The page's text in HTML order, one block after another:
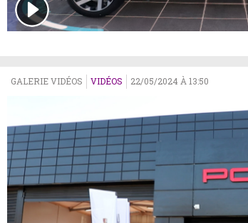
GALERIE VIDÉOS VIDÉOS 22/05/2024 À 13:50